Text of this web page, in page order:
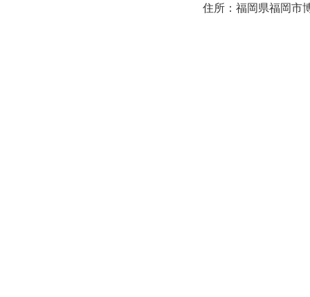
住所：福岡県福岡